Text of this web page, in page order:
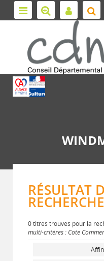
RÉSULTAT
RECHERCHE
0 titres trouvés pour la
multi-critères : Cote